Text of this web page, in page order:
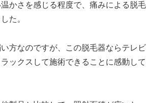
かさを感じる程度で、痛みによる脱毛
た。
方なのですが、この脱毛器ならテレビ
ックスして施術できることに感動して